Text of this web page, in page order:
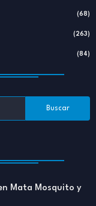
(68)
(263)
(84)
Mata Mosquito y